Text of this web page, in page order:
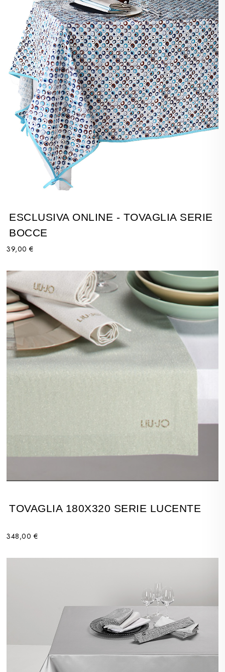
ESCLUSIVA ONLINE - TOVAGLIA SERIE
BOCCE
39,00 €
TOVAGLIA 180X320 SERIE LUCENTE
348,00 €